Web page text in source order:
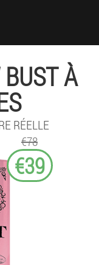
À
RÉELLE
€78
€39